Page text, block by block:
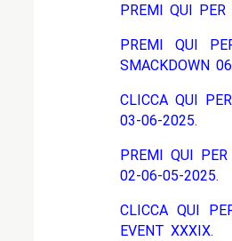
PREMI QUI
PREMI QUI
SMACKDOWN
CLICCA QUI
03-06-2025.
PREMI QUI
02-06-05-2025.
CLICCA QUI
EVENT XXXIX.